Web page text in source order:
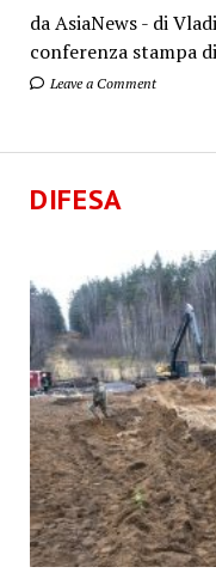
da AsiaNews - di
conferenza stampa
Leave a Comment
DIFESA